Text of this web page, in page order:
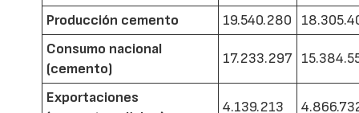
Producción cemento 19.540.280
Consumo nacional
(cemento)
17.233.297
Exportaciones
4.139.213